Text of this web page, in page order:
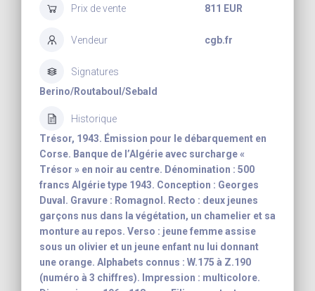
Prix de vente 811 EUR
Vendeur cgb.fr
Signatures
Berino/Routaboul/Sebald
Historique
Trésor, 1943. Émission pour le débarquement en
Corse. Banque de l’Algérie avec surcharge «
Trésor » en noir au centre. Dénomination : 500
francs Algérie type 1943. Conception : Georges
Duval. Gravure : Romagnol. Recto : deux jeunes
garçons nus dans la végétation, un chamelier et sa
monture au repos. Verso : jeune femme assise
sous un olivier et un jeune enfant nu lui donnant
une orange. Alphabets connus : W.175 à Z.190
(numéro à 3 chiffres). Impression : multicolore.